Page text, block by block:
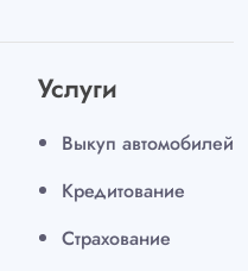
Услуги
Выкуп автомобилей
Кредитование
Страхование